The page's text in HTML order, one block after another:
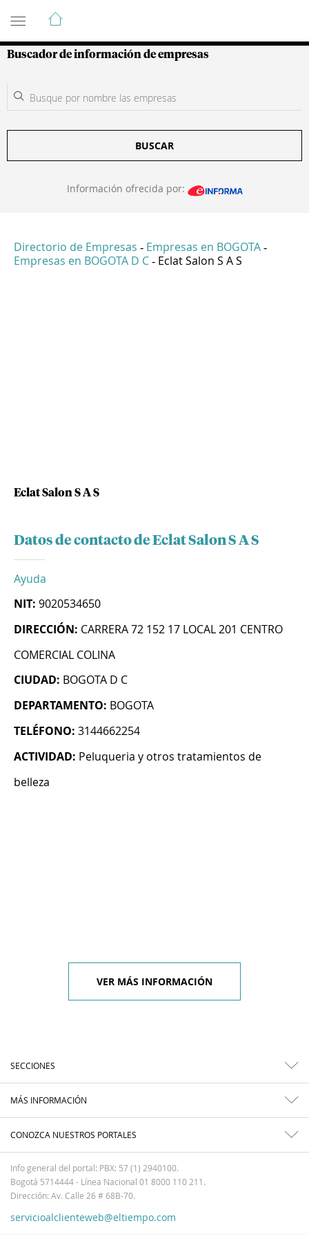
Guía de Empresas Colombianas
Buscador de información de empresas
BUSCAR
Información ofrecida por:
Directorio de Empresas - Empresas en BOGOTA -
Empresas en BOGOTA D C - Eclat Salon S A S
Eclat Salon S A S
Datos de contacto de Eclat Salon S A S
Ayuda
NIT: 9020534650
DIRECCIÓN: CARRERA 72 152 17 LOCAL 201 CENTRO
COMERCIAL COLINA
CIUDAD: BOGOTA D C
DEPARTAMENTO: BOGOTA
TELÉFONO: 3144662254
ACTIVIDAD: Peluqueria y otros tratamientos de
belleza
VER MÁS INFORMACIÓN
SECCIONES
MÁS INFORMACIÓN
CONOZCA NUESTROS PORTALES
Info general del portal: PBX: 57 (1) 2940100.
Bogotá 5714444 - Línea Nacional 01 8000 110 211.
Dirección: Av. Calle 26 # 68B-70.
servicioalclienteweb@eltiempo.com